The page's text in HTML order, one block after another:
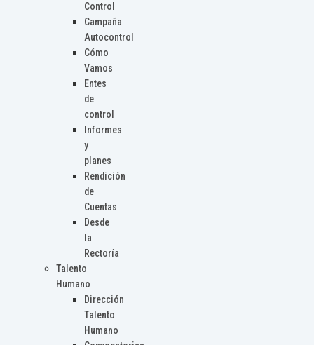
Control
Campaña
Autocontrol
Cómo
Vamos
Entes
de
control
Informes
y
planes
Rendición
de
Cuentas
Desde
la
Rectoría
Talento
Humano
Dirección
Talento
Humano